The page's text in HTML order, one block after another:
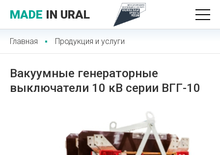
MADE IN URAL
Главная Продукция и услуги
Вакуумные генераторные
выключатели 10 кВ серии ВГГ-10